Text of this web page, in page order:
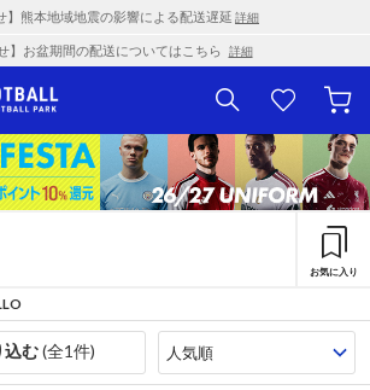
】熊本地域地震の影響による配送遅延 詳細
】お盆期間の配送についてはこちら 詳細
お気に入り
込む(全1件)